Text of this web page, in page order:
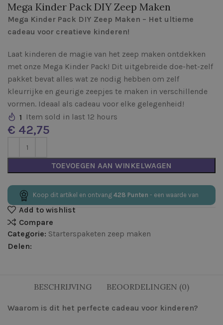
Mega Kinder Pack DIY Zeep Maken
Mega Kinder Pack DIY Zeep Maken – Het ultieme
cadeau voor creatieve kinderen!
Laat kinderen de magie van het zeep maken ontdekken
met onze Mega Kinder Pack! Dit uitgebreide doe-het-zelf
pakket bevat alles wat ze nodig hebben om zelf
kleurrijke en geurige zeepjes te maken in verschillende
vormen. Ideaal als cadeau voor elke gelegenheid!
1 Item sold in last 12 hours
€
TOEVOEGEN AAN WINKELWAGEN
Koop dit artikel en ontvang 428 Punten - een waarde van
Add to wishlist
Compare
Categorie: Starterspaketen zeep maken
Delen:
BESCHRIJVING BEOORDELINGEN (0)
Waarom is dit het perfecte cadeau voor kinderen?